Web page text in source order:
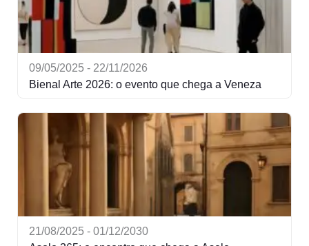
09/05/2025 - 22/11/2026
Bienal Arte 2026: o evento que chega a Veneza
21/08/2025 - 01/12/2030